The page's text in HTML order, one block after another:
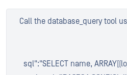
Call the database_query tool
{"sql":"SELECT name,